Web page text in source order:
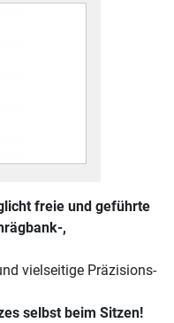
freie und geführte
,
vielseitige Präzisions-
selbst beim Sitzen!